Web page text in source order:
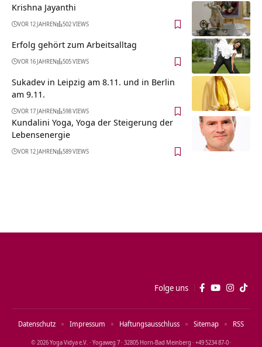
Krishna Jayanthi
VOR 12 JAHREN 502 VIEWS
Erfolg gehört zum Arbeitsalltag
VOR 16 JAHREN 505 VIEWS
Sukadev in Leipzig am 8.11. und in Berlin
am 9.11.
VOR 17 JAHREN 598 VIEWS
Kundalini Yoga, Yoga der Steigerung der
Lebensenergie
VOR 12 JAHREN 589 VIEWS
Folge uns
© 2026 Yoga Vidya e.V. · Yogaweg 7 · 32805 Horn‑Bad Meinberg · +49 5234 87‑0 ·
Datenschutz Impressum Haftungsausschluss Sitemap RSS